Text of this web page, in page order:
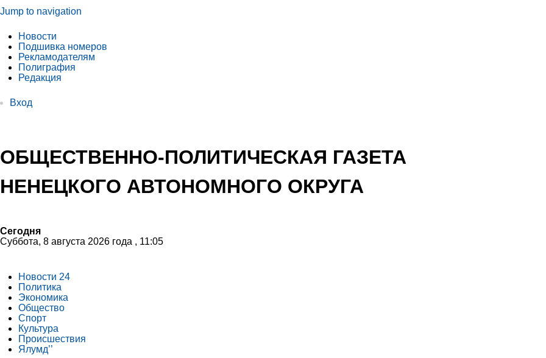
Jump to navigation
Новости
Подшивка номеров
Рекламодателям
Полиграфия
Редакция
Вход
ОБЩЕСТВЕННО-ПОЛИТИЧЕСКАЯ ГАЗЕТА
НЕНЕЦКОГО АВТОНОМНОГО ОКРУГА
Сегодня
Суббота, 8 августа 2026 года , 11:05
Новости 24
Политика
Экономика
Общество
Спорт
Культура
Происшествия
Ялумд’’